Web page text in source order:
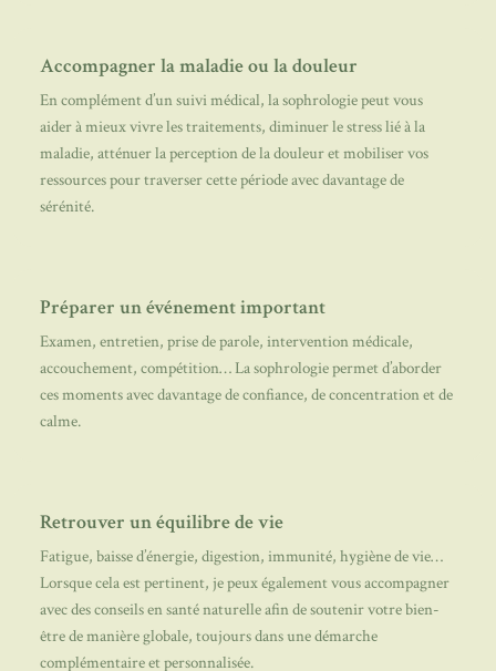
Accompagner la maladie ou la douleur
En complément d’un suivi médical, la sophrologie peut vous
aider à mieux vivre les traitements, diminuer le stress lié à la
maladie, atténuer la perception de la douleur et mobiliser vos
ressources pour traverser cette période avec davantage de
sérénité.
Préparer un événement important
Examen, entretien, prise de parole, intervention médicale,
accouchement, compétition… La sophrologie permet d’aborder
ces moments avec davantage de confiance, de concentration et de
calme.
Retrouver un équilibre de vie
Fatigue, baisse d’énergie, digestion, immunité, hygiène de vie…
Lorsque cela est pertinent, je peux également vous accompagner
avec des conseils en santé naturelle afin de soutenir votre bien-
être de manière globale, toujours dans une démarche
complémentaire et personnalisée.